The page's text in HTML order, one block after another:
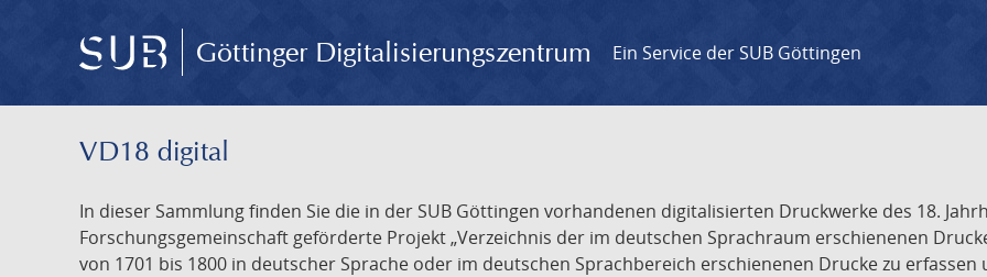
Göttinger Digitalisierungszentrum Ein Service der SUB Göttingen
VD18 digital
In dieser Sammlung finden Sie die in der SUB Göttingen vorhandenen digitalisierten Druckwerke des 18.
Forschungsgemeinschaft geförderte Projekt „Verzeichnis der im deutschen Sprachraum erschienenen
von 1701 bis 1800 in deutscher Sprache oder im deutschen Sprachbereich erschienenen Drucke zu